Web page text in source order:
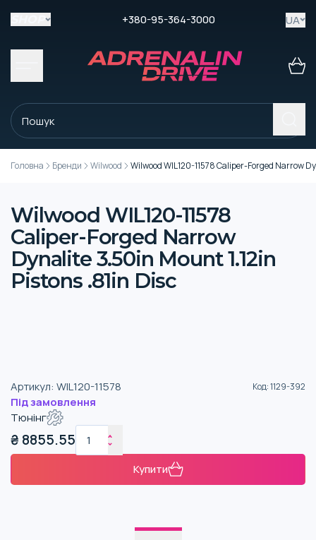
+380-95-364-3000 UA
Головна Бренди Wilwood Wilwood WIL120-11578 Caliper-Forged Narrow
Wilwood WIL120-11578
Caliper-Forged Narrow
Dynalite 3.50in Mount 1.12in
Pistons .81in Disc
Артикул: WIL120-11578 Код:1129-392
Під замовлення
Тюнінг
₴ 8855.55
Купити